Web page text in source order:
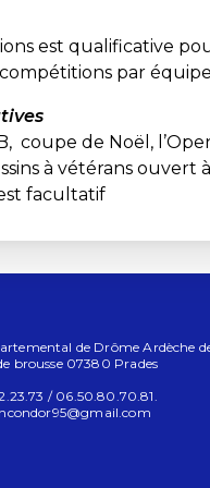
est qualificative
par
coupe de Noël,
à vétérans ouvert
facultatif
de Drôme Ardèche
brousse 07380 Prades
/ 06.50.80.70.81.